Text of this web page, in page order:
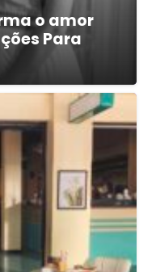
o amor
Para